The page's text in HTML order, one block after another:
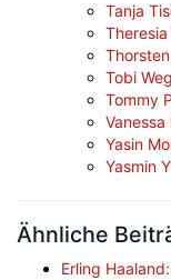
Tanja
Tobi
Tommy
Vanessa
Yasin
Yasmin
Ähnliche
Erling